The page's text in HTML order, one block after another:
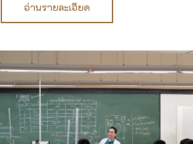
อ่านรายละเอียด